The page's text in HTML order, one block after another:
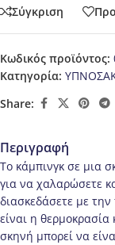
Σύγκριση
Κωδικός προϊόντος:
Κατηγορία:
Share:
Περιγραφή
Το κάμπινγκ σε μια
για να χαλαρώσετε
διασκεδάσετε με
είναι η θερμοκρασία
σκηνή μπορεί να